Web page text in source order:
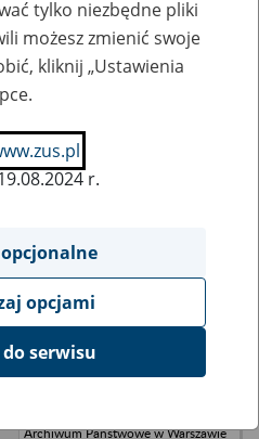
bazy
PPHU Winpol Sp. z o.o., 57-220
Archiwum Państwowe w Warszawie
tylko niezbędne pliki
możesz zmienić swoje
kliknij „Ustawienia
r.
opcjami
do serwisu